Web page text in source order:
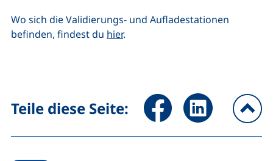
Wo sich die Validierungs- und Aufladestationen
befinden, findest du hier.
Teile diese Seite: Seite über Facebook teilen
Seite über